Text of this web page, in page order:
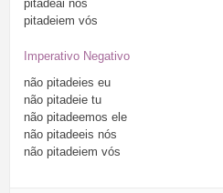
pitadeai nós
pitadeiem vós
Imperativo Negativo
não pitadeies eu
não pitadeie tu
não pitadeemos ele
não pitadeeis nós
não pitadeiem vós